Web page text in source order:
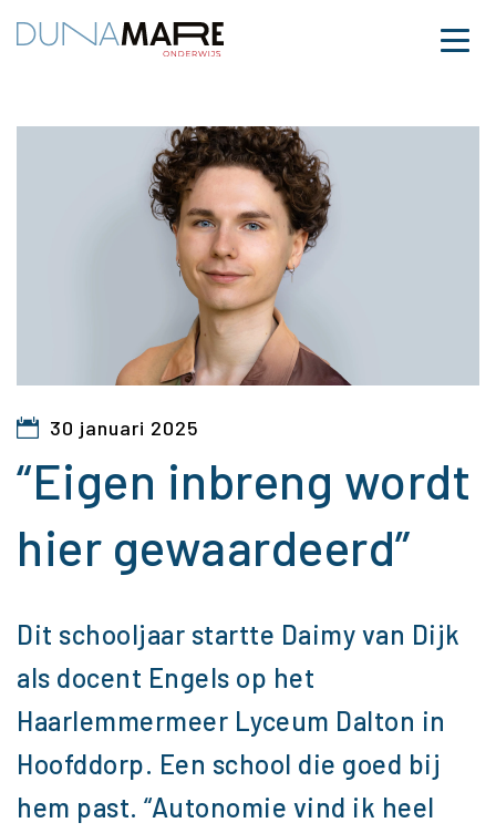
Menu
“Eigen inbreng wordt
30 januari 2025
“Eigen inbreng wordt
hier gewaardeerd”
Dit schooljaar startte Daimy van Dijk
als docent Engels op het
Haarlemmermeer Lyceum Dalton in
Hoofddorp. Een school die goed bij
hem past. “Autonomie vind ik heel